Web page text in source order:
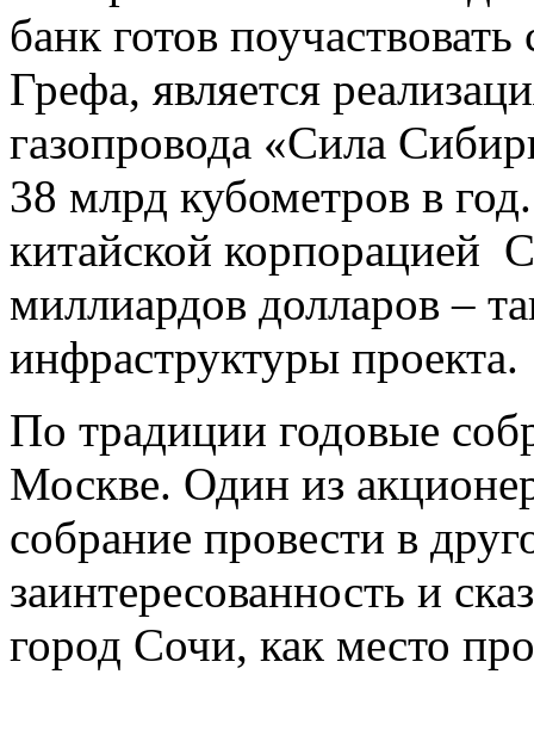
банк готов
Грефа, является
газопровода «Сила
38 млрд кубометров в
китайской корпорацией
миллиардов долларов –
инфраструктуры проекта.
По традиции годовые
Москве. Один из
собрание провести в
заинтересованность и
город Сочи, как место